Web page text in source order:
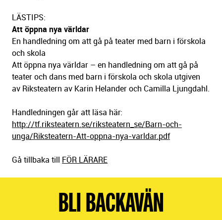
LÄSTIPS:
Att öppna nya världar
En handledning om att gå på teater med barn i förskola
och skola
Att öppna nya världar – en handledning om att gå på
teater och dans med barn i förskola och skola utgiven
av Riksteatern av Karin Helander och Camilla Ljungdahl.
Handledningen går att läsa här:
http://tf.riksteatern.se/riksteatern_se/Barn-och-
unga/Riksteatern-Att-oppna-nya-varldar.pdf
Gå tillbaka till FÖR LÄRARE
BLI BACKAVÄN